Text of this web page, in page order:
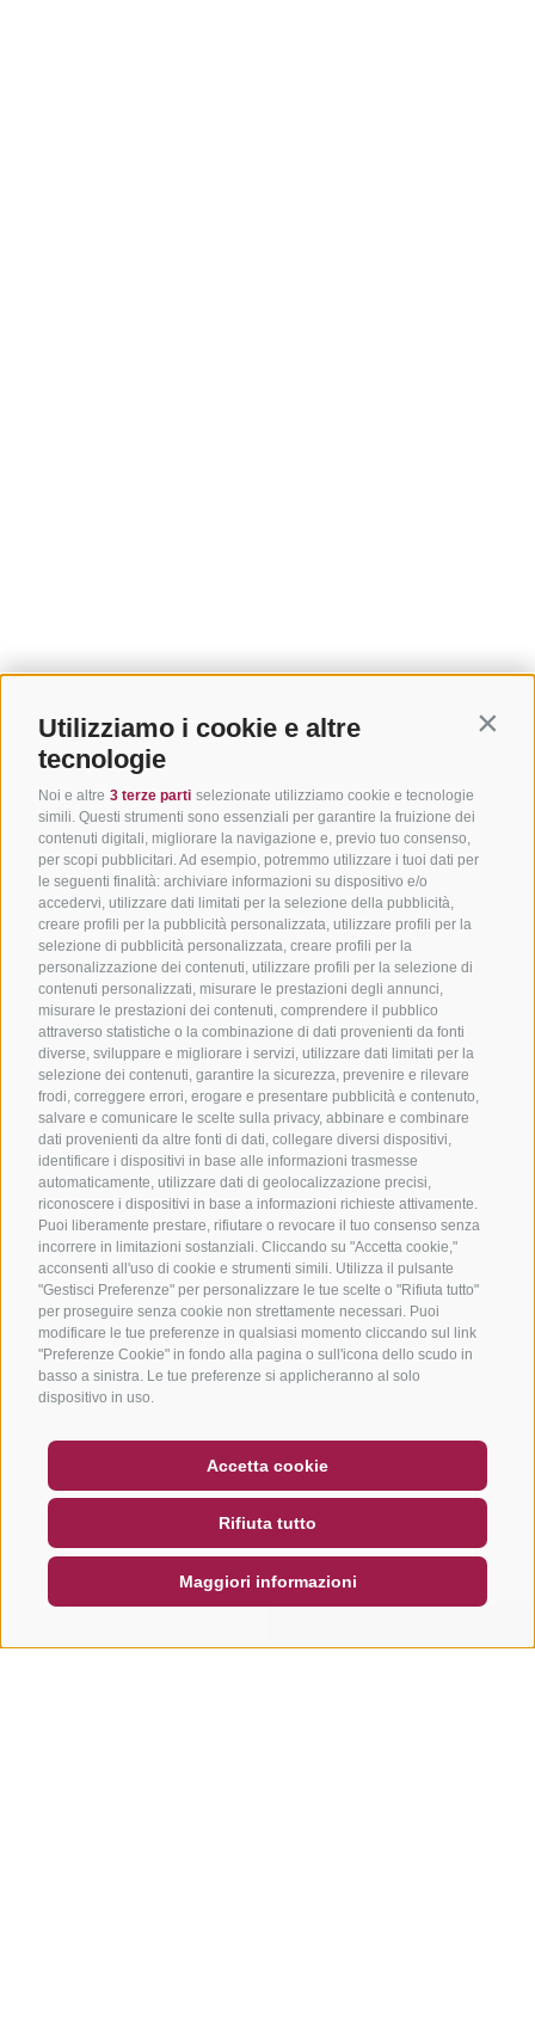
Utilizziamo i cookie e altre
tecnologie
Noi e altre 3 terze parti selezionate utilizziamo cookie e tecnologie
simili. Questi strumenti sono essenziali per garantire la fruizione dei
contenuti digitali, migliorare la navigazione e, previo tuo consenso,
per scopi pubblicitari. Ad esempio, potremmo utilizzare i tuoi dati per
le seguenti finalità: archiviare informazioni su dispositivo e/o
accedervi, utilizzare dati limitati per la selezione della pubblicità,
creare profili per la pubblicità personalizzata, utilizzare profili per la
selezione di pubblicità personalizzata, creare profili per la
personalizzazione dei contenuti, utilizzare profili per la selezione di
contenuti personalizzati, misurare le prestazioni degli annunci,
misurare le prestazioni dei contenuti, comprendere il pubblico
attraverso statistiche o la combinazione di dati provenienti da fonti
diverse, sviluppare e migliorare i servizi, utilizzare dati limitati per la
selezione dei contenuti, garantire la sicurezza, prevenire e rilevare
frodi, correggere errori, erogare e presentare pubblicità e contenuto,
salvare e comunicare le scelte sulla privacy, abbinare e combinare
dati provenienti da altre fonti di dati, collegare diversi dispositivi,
identificare i dispositivi in base alle informazioni trasmesse
automaticamente, utilizzare dati di geolocalizzazione precisi,
riconoscere i dispositivi in base a informazioni richieste attivamente.
Puoi liberamente prestare, rifiutare o revocare il tuo consenso senza
incorrere in limitazioni sostanziali. Cliccando su "Accetta cookie,"
acconsenti all'uso di cookie e strumenti simili. Utilizza il pulsante
"Gestisci Preferenze" per personalizzare le tue scelte o "Rifiuta tutto"
per proseguire senza cookie non strettamente necessari. Puoi
modificare le tue preferenze in qualsiasi momento cliccando sul link
"Preferenze Cookie" in fondo alla pagina o sull'icona dello scudo in
basso a sinistra. Le tue preferenze si applicheranno al solo
dispositivo in uso.
Accetta cookie
Rifiuta tutto
Maggiori informazioni
NEWSLETTER
SOCIAL WALL METEO